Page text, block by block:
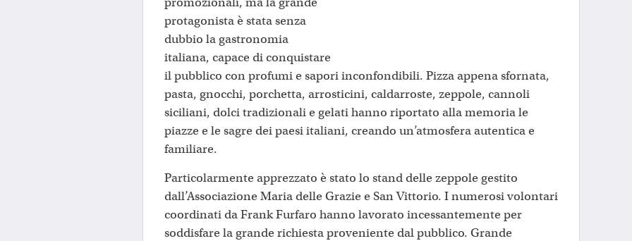
protagonista è stata senza
dubbio la gastronomia
italiana, capace di conquistare
il pubblico con profumi e sapori inconfondibili. Pizza appena sfornata,
pasta, gnocchi, porchetta, arrosticini, caldarroste, zeppole, cannoli
siciliani, dolci tradizionali e gelati hanno riportato alla memoria le
piazze e le sagre dei paesi italiani, creando un’atmosfera autentica e
familiare.
Particolarmente apprezzato è stato lo stand delle zeppole gestito
dall’Associazione Maria delle Grazie e San Vittorio. I numerosi volontari
coordinati da Frank Furfaro hanno lavorato incessantemente per
soddisfare la grande richiesta proveniente dal pubblico. Grande